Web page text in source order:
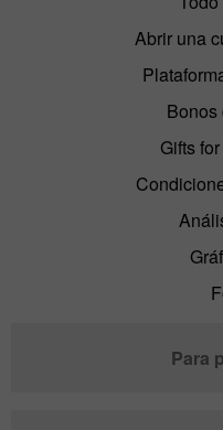
Abrir una
Bonos
Gifts
Para